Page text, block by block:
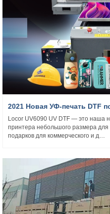
2021 Новая УФ-печать DTF
Locor UV6090 UV DTF — это наша
принтера небольшого размера
подарков для коммерческого и д…